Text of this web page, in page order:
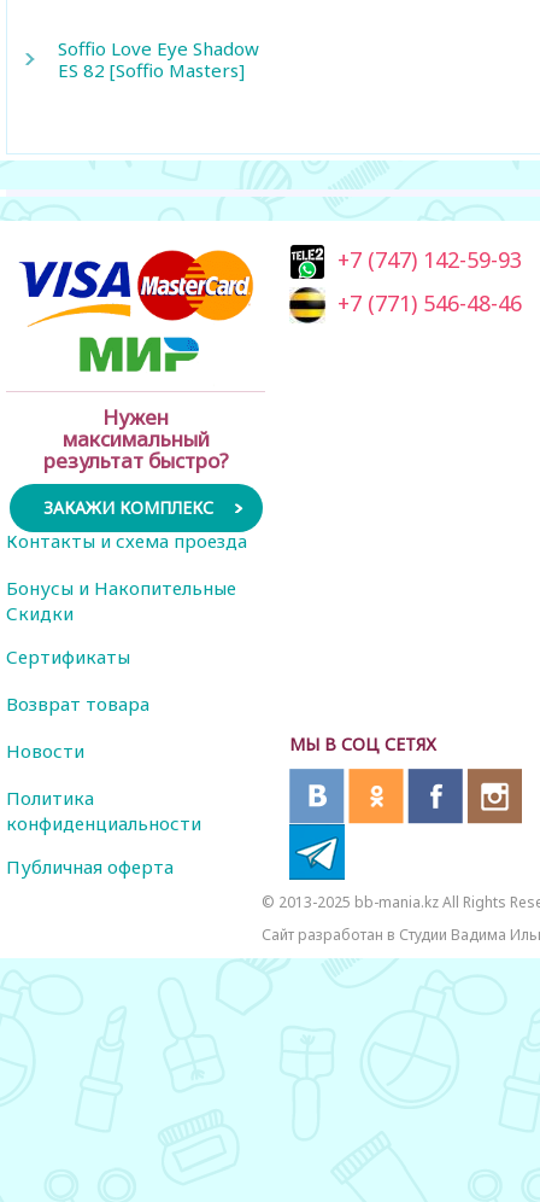
Soffio Love Eye Shadow
ES 82 [Soffio Masters]
Нужен
максимальный
результат быстро?
ЗАКАЖИ КОМПЛЕКС
+7 (747) 142-59-93
+7 (771) 546-48-46
МЫ В СОЦ СЕТЯХ
Контакты и схема проезда
Бонусы и Накопительные
Скидки
Сертификаты
Возврат товара
Новости
Политика
конфиденциальности
Публичная оферта
© 2013-2025 bb-mania.kz All Rights
Сайт разработан в Студии Вадима